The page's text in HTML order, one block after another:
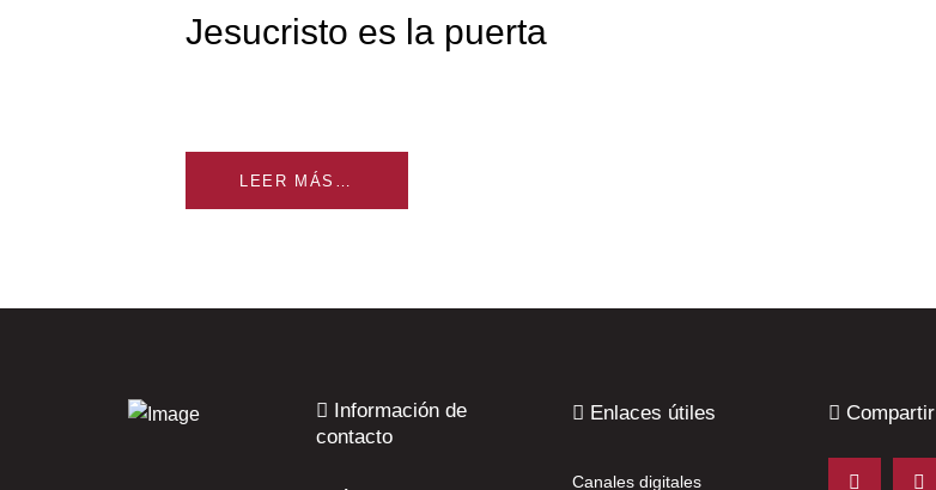
Jesucristo es la puerta
LEER MÁS…
Información de
contacto
Enlaces útiles
Canales digitales
Compartir